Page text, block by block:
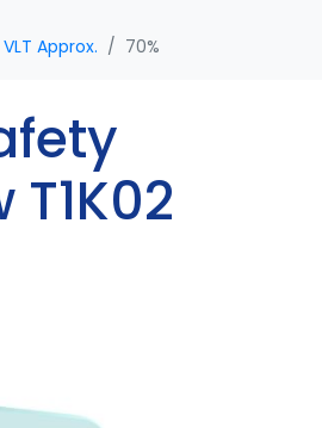
VLT Approx. 70%